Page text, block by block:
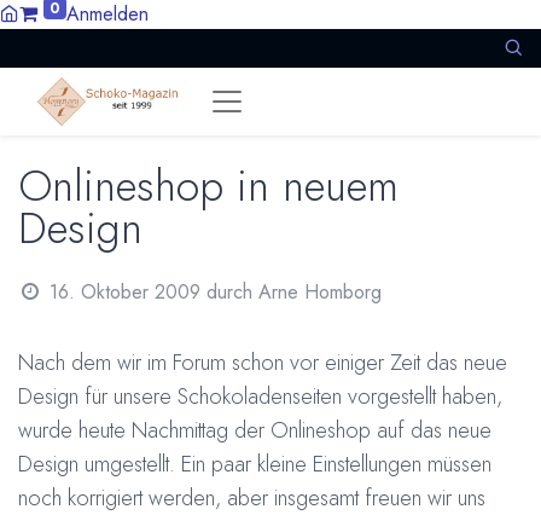
0 Anmelden
Onlineshop in neuem
Design
16. Oktober 2009 durch Arne Homborg
Nach dem wir im Forum schon vor einiger Zeit das neue
Design für unsere Schokoladenseiten vorgestellt haben,
wurde heute Nachmittag der Onlineshop auf das neue
Design umgestellt. Ein paar kleine Einstellungen müssen
noch korrigiert werden, aber insgesamt freuen wir uns